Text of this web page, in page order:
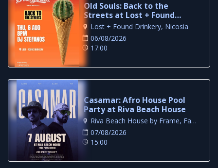
Old Souls: Back to the
Streets at Lost + Found
Drinkery
Lost + Found Drinkery, Nicosia
06/08/2026
17:00
Casamar: Afro House Pool
Party at Riva Beach House
Riva Beach House by Frame, Famagusta
07/08/2026
15:00